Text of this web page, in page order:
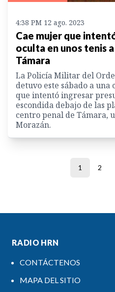
4:38 PM 12 ago. 2023
Cae mujer que
oculta en unos tenis
Támara
La Policía Militar del
detuvo este sábado a una
que intentó ingresar
escondida debajo de las
centro penal de Támara,
Morazán.
1 2
RADIO HRN
CONTÁCTENOS
MAPA DEL SITIO